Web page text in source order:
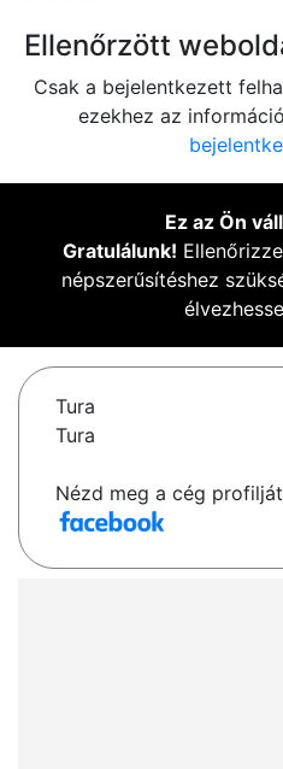
Ellenőrzött
Csak a bejelentkezett
ezekhez az
Ez az Ön
Gratulálunk!
népszerűsítéshez
Tura
Tura
Nézd meg a cég